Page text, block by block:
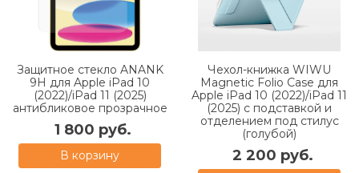
Защитное стекло ANANK
9H для Apple iPad 10
(2022)/iPad 11 (2025)
антибликовое прозрачное
1 800 руб.
В корзину
Чехол-книжка WIWU
Magnetic Folio Case для
Apple iPad 10 (2022)/iPad 11
(2025) с подставкой и
отделением под стилус
(голубой)
2 200 руб.